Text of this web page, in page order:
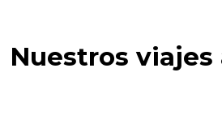
Nuestros viajes